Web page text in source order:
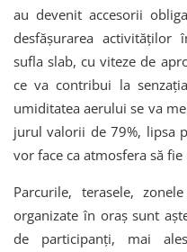
au devenit accesorii
desfășurarea activităților
sufla slab, cu viteze de
ce va contribui la
umiditatea aerului se va
jurul valorii de 79%, lipsa
vor face ca atmosfera să fie
Parcurile, terasele,
organizate în oraș sunt
de participanți, mai